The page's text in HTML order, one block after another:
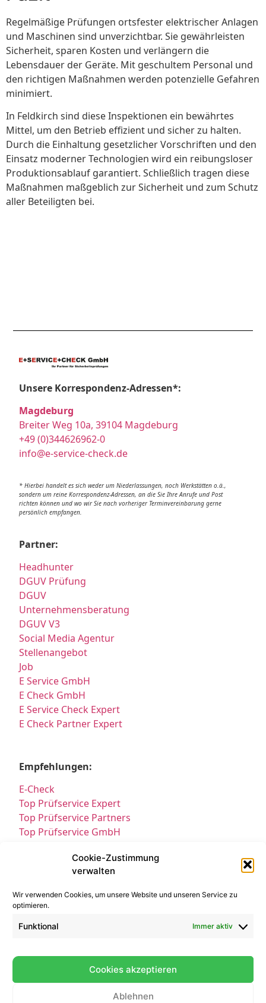
Cookie-Zustimmung
verwalten
Wir verwenden Cookies, um unsere Website und unseren Service zu
optimieren.
Funktional Immer aktiv
Cookies akzeptieren
Ablehnen
Regelmäßige Prüfungen ortsfester elektrischer Anlagen
und Maschinen sind unverzichtbar. Sie gewährleisten
Sicherheit, sparen Kosten und verlängern die
Lebensdauer der Geräte. Mit geschultem Personal und
den richtigen Maßnahmen werden potenzielle Gefahren
minimiert.
In Feldkirch sind diese Inspektionen ein bewährtes
Mittel, um den Betrieb effizient und sicher zu halten.
Durch die Einhaltung gesetzlicher Vorschriften und den
Einsatz moderner Technologien wird ein reibungsloser
Produktionsablauf garantiert. Schließlich tragen diese
Maßnahmen maßgeblich zur Sicherheit und zum Schutz
aller Beteiligten bei.
Unsere Korrespondenz-Adressen*:
Magdeburg
Breiter Weg 10a, 39104 Magdeburg
+49 (0)344626962-0
info@e-service-check.de
* Hierbei handelt es sich weder um Niederlassungen, noch Werkstätten o.ä.,
sondern um reine Korrespondenz-Adressen, an die Sie Ihre Anrufe und Post
richten können und wo wir Sie nach vorheriger Terminvereinbarung gerne
persönlich empfangen.
Partner:
Headhunter
DGUV Prüfung
DGUV
Unternehmensberatung
DGUV V3
Social Media Agentur
Stellenangebot
Job
E Service GmbH
E Check GmbH
E Service Check Expert
E Check Partner Expert
Empfehlungen:
E-Check
Top Prüfservice Expert
Top Prüfservice Partners
Top Prüfservice GmbH
Sicherheitsprüfungen Partners
Sicherheitsprüfungen Expert
Prüfung E-Check Expert
Prüfung elektrischer Anlagen